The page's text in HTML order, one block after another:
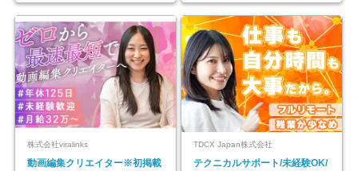
株式会社viralinks
動画編集クリエイター※初掲載
TDCX Japan株式会社
テクニカルサポート/未経験OK/